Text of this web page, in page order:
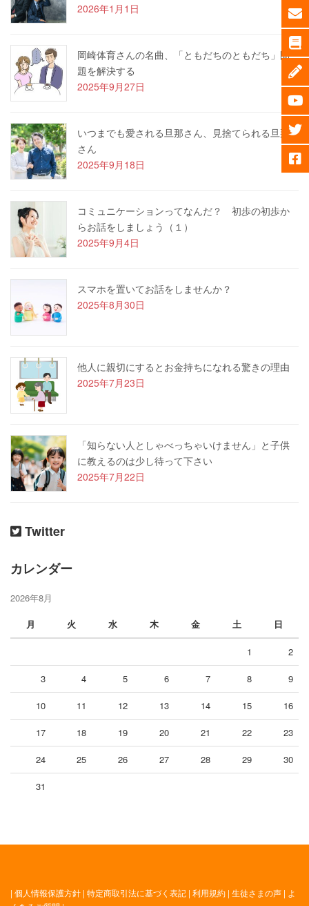
2026年1月1日
岡崎体育さんの名曲、「ともだちのともだち」問
題を解決する
2025年9月27日
いつまでも愛される旦那さん、見捨てられる旦那
さん
2025年9月18日
コミュニケーションってなんだ？ 初歩の初歩か
らお話をしましょう（１）
2025年9月4日
スマホを置いてお話をしませんか？
2025年8月30日
他人に親切にするとお金持ちになれる驚きの理由
2025年7月23日
「知らない人としゃべっちゃいけません」と子供
に教えるのは少し待って下さい
2025年7月22日
Twitter
カレンダー
2026年8月
月
火 水 木 金 土 日
1 2
3 4 5 6 7 8 9
10 11 12 13 14 15 16
17 18 19 20 21 22 23
24 25 26 27 28 29 30
31
| 個人情報保護方針 | 特定商取引法に基づく表記 | 利用規約 | 生徒さまの声 | よ